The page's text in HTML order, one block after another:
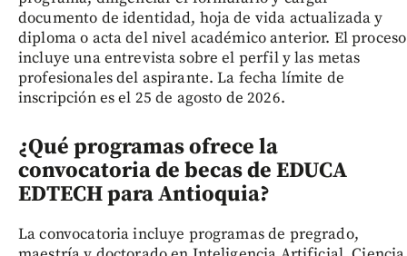
documento de identidad, hoja de vida actualizada y
diploma o acta del nivel académico anterior. El proceso
incluye una entrevista sobre el perfil y las metas
profesionales del aspirante. La fecha límite de
inscripción es el 25 de agosto de 2026.
¿Qué programas ofrece la
convocatoria de becas de EDUCA
EDTECH para Antioquia?
La convocatoria incluye programas de pregrado,